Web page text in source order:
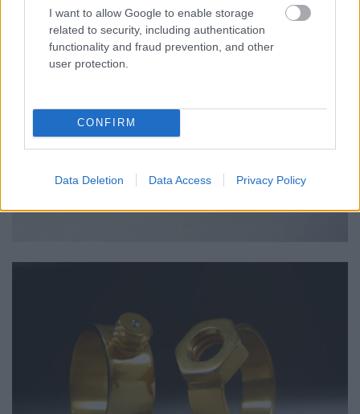
I want to allow Google to enable storage
related to security, including authentication
functionality and fraud prevention, and other
user protection.
CONFIRM
Data Deletion Data Access Privacy Policy